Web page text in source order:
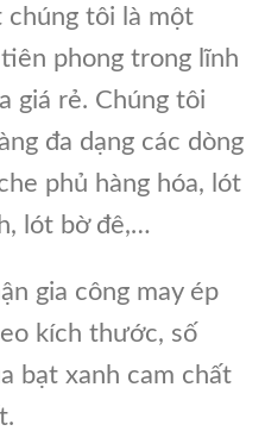
chúng tôi là một
phong trong lĩnh
giá rẻ. Chúng tôi
đa dạng các dòng
phủ hàng hóa, lót
lót bờ đê,…
gia công may ép
kích thước, số
bạt xanh cam chất